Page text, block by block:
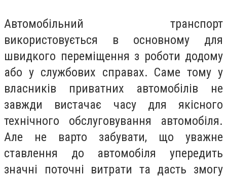
Автомобільний транспорт
використовується в основному для
швидкого переміщення з роботи додому
або у службових справах. Саме тому у
власників приватних автомобілів не
завжди вистачає часу для якісного
технічного обслуговування автомобіля.
Але не варто забувати, що уважне
ставлення до автомобіля упередить
значні поточні витрати та дасть змогу